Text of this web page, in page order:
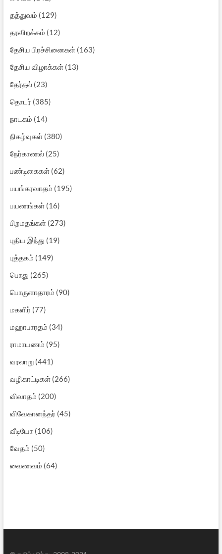
தத்துவம் (129)
தரவிறக்கம் (12)
தேசிய பிரச்சினைகள்(163)
தேசிய விழாக்கள்(13)
தேர்தல்(23)
தொடர் (385)
நாடகம் (14)
நிகழ்வுகள்(380)
நேர்காணல்(25)
பண்டிகைகள்(62)
பயங்கரவாதம் (195)
பயணங்கள்(16)
பிறமதங்கள்(273)
புதிய இந்து (19)
புத்தகம் (149)
பொது (265)
பொருளாதாரம் (90)
மகளிர் (77)
மஹாபாரதம் (34)
ராமாயணம் (95)
வரலாறு(441)
வழிகாட்டிகள்(266)
விவாதம் (200)
விவேகானந்தர் (45)
வீடியோ (106)
வேதம் (50)
வைணவம் (64)